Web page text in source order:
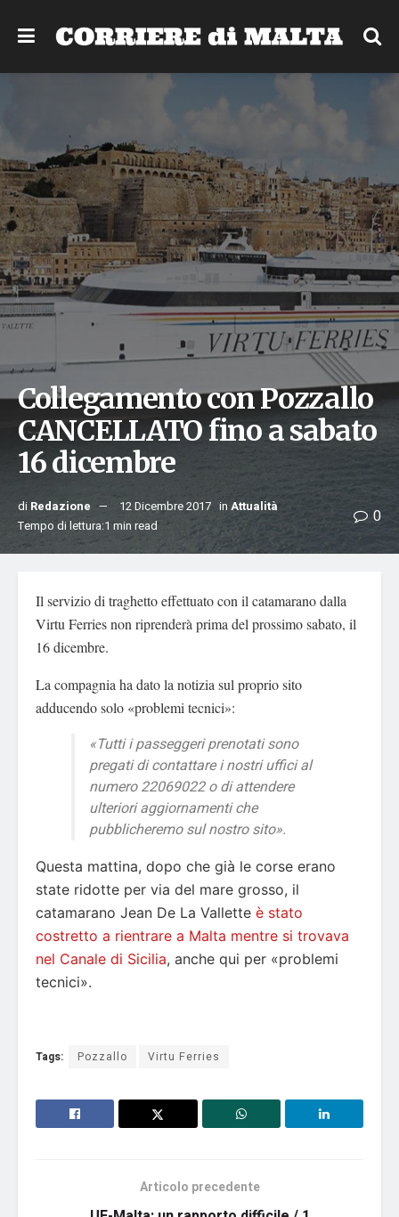
Collegamento con Pozzallo
CANCELLATO fino a sabato
16 dicembre
di Redazione 12 Dicembre 2017 in Attualità
Tempo di lettura:1 min read
0
Il servizio di traghetto effettuato con il catamarano dalla
Virtu Ferries non riprenderà prima del prossimo sabato, il
16 dicembre.
La compagnia ha dato la notizia sul proprio sito
adducendo solo «problemi tecnici»:
«Tutti i passeggeri prenotati sono
pregati di contattare i nostri uffici al
numero 22069022 o di attendere
ulteriori aggiornamenti che
pubblicheremo sul nostro sito».
Questa mattina, dopo che già le corse erano
state ridotte per via del mare grosso, il
catamarano Jean De La Vallette è stato
costretto a rientrare a Malta mentre si trovava
nel Canale di Sicilia, anche qui per «problemi
tecnici».
Tags: Pozzallo Virtu Ferries
Articolo precedente